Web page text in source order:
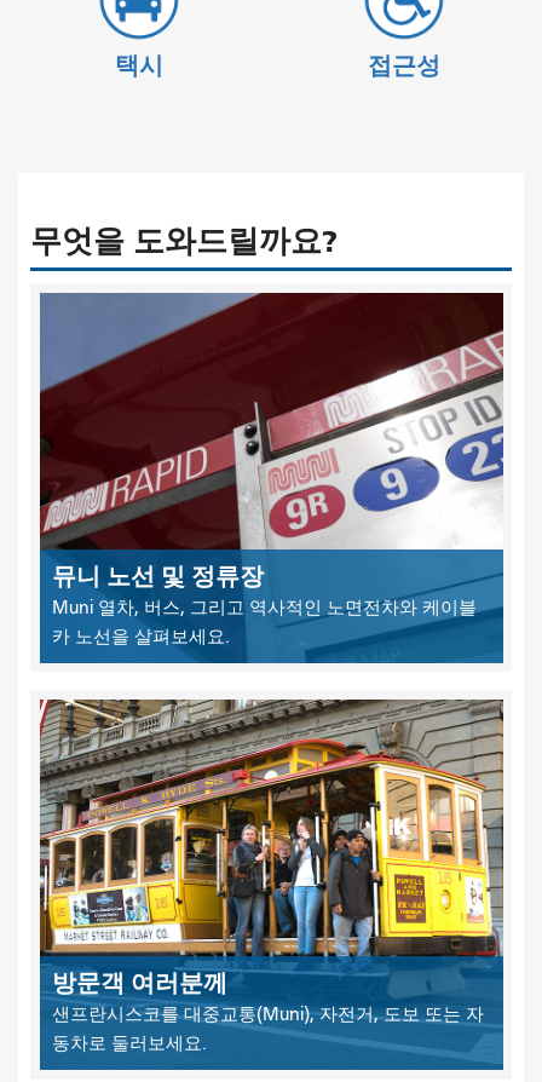
택시 접근성
무엇을 도와드릴까요?
뮤니 노선 및 정류장
Muni 열차, 버스, 그리고 역사적인 노면전차와 케이블
카 노선을 살펴보세요.
방문객 여러분께
샌프란시스코를 대중교통(Muni), 자전거, 도보 또는 자
동차로 둘러보세요.